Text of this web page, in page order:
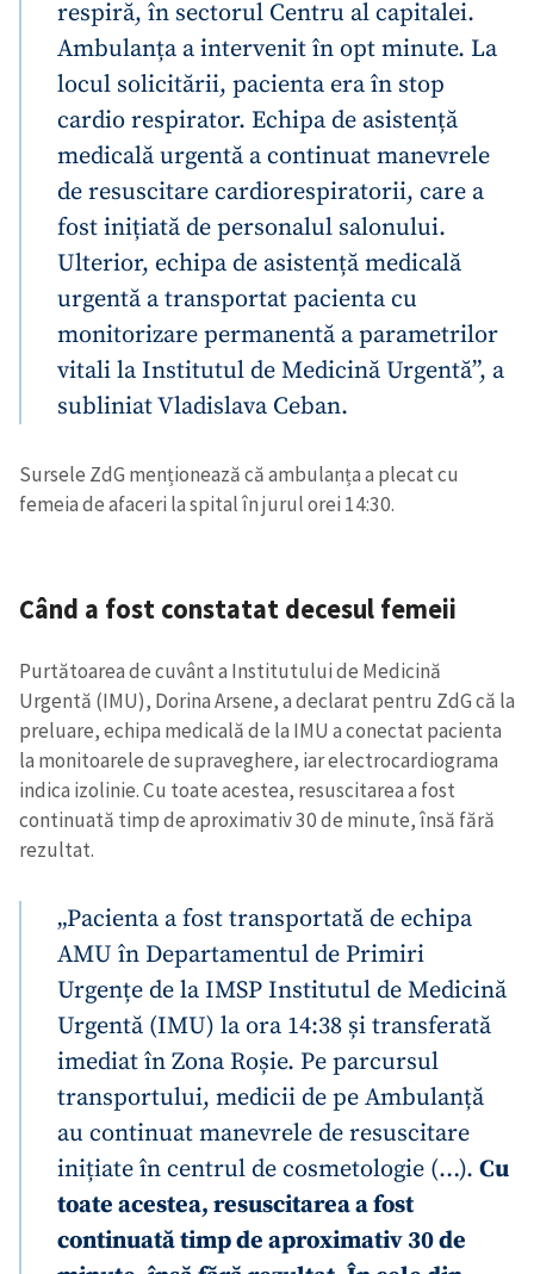
respiră, în sectorul Centru al capitalei.
Ambulanța a intervenit în opt minute. La
locul solicitării, pacienta era în stop
cardio respirator. Echipa de asistență
medicală urgentă a continuat manevrele
de resuscitare cardiorespiratorii, care a
fost inițiată de personalul salonului.
Ulterior, echipa de asistență medicală
urgentă a transportat pacienta cu
monitorizare permanentă a parametrilor
vitali la Institutul de Medicină Urgentă”, a
subliniat Vladislava Ceban.
Sursele ZdG menționează că ambulanța a plecat cu
femeia de afaceri la spital în jurul orei 14:30.
Când a fost constatat decesul femeii
Purtătoarea de cuvânt a Institutului de Medicină
Urgentă (IMU), Dorina Arsene, a declarat pentru ZdG că la
preluare, echipa medicală de la IMU a conectat pacienta
la monitoarele de supraveghere, iar electrocardiograma
indica izolinie. Cu toate acestea, resuscitarea a fost
continuată timp de aproximativ 30 de minute, însă fără
rezultat.
„Pacienta a fost transportată de echipa
AMU în Departamentul de Primiri
Urgențe de la IMSP Institutul de Medicină
Urgentă (IMU) la ora 14:38 și transferată
imediat în Zona Roșie. Pe parcursul
transportului, medicii de pe Ambulanță
au continuat manevrele de resuscitare
inițiate în centrul de cosmetologie (…). Cu
toate acestea, resuscitarea a fost
continuată timp de aproximativ 30 de